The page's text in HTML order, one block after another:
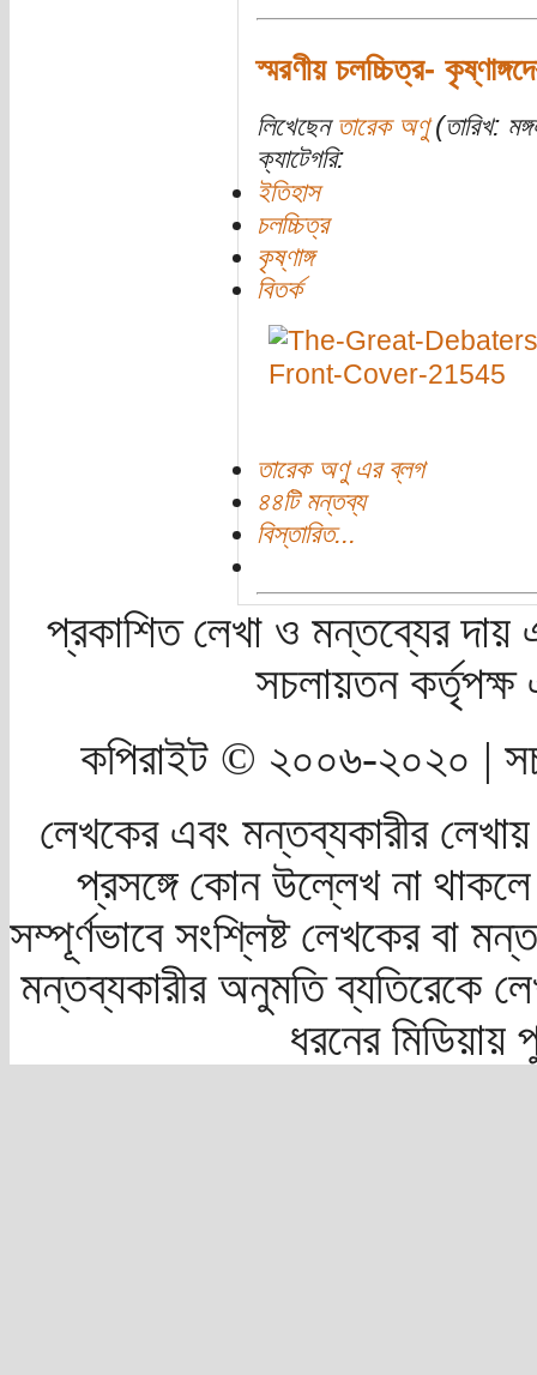
স্মরণীয় চলচ্চিত্র-
লিখেছেন তারেক অণু(তারিখ:
ক্যাটেগরি:
ইতিহাস
চলচ্চিত্র
কৃষ্ণাঙ্গ
বিতর্ক
তারেক অণু এর ব্লগ
৪৪টি মন্তব্য
বিস্তারিত...
প্রকাশিত লেখা ও মন্তব্যের দায়
সচলায়তন
কপিরাইট © ২০০৬-২০২০ |
লেখকের এবং মন্তব্যকারীর
প্রসঙ্গে কোন উল্লেখ না
সম্পূর্ণভাবে সংশ্লিষ্ট লেখকের বা
মন্তব্যকারীর অনুমতি ব্যতিরেকে
ধরনের মিডিয়ায়